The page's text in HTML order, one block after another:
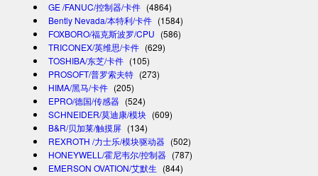
GE /FANUC/控制器/卡件 (4864)
Bently Nevada/本特利/卡件 (1584)
FOXBORO/福克斯波罗/CPU (586)
TRICONEX/英维思/卡件 (629)
TOSHIBA/东芝/卡件 (105)
PROSOFT/普罗索夫特 (273)
HIMA/黑马/卡件 (205)
EPRO/德国/传感器 (524)
SCHNEIDER/莫迪康/模块 (609)
B&R/贝加莱/触摸屏 (134)
REXROTH /力士乐/模块驱动器 (502)
HONEYWELL/霍尼韦尔/控制器 (787)
EMERSON OVATION/艾默生 (844)